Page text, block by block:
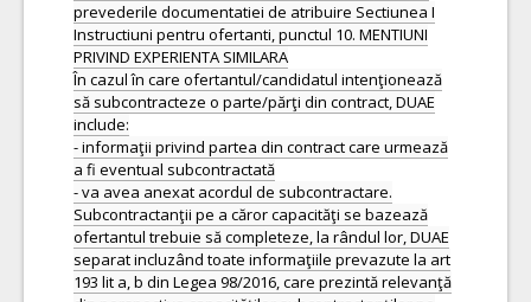
prevederile documentatiei de atribuire Sectiunea I
Instructiuni pentru ofertanti, punctul 10. MENTIUNI
PRIVIND EXPERIENTA SIMILARA
În cazul în care ofertantul/candidatul intenţionează
să subcontracteze o parte/părţi din contract, DUAE
include:
- informaţii privind partea din contract care urmează
a fi eventual subcontractată
- va avea anexat acordul de subcontractare.
Subcontractanţii pe a căror capacităţi se bazează
ofertantul trebuie să completeze, la rândul lor, DUAE
separat incluzând toate informaţiile prevazute la art
193 lit a, b din Legea 98/2016, care prezintă relevanţă